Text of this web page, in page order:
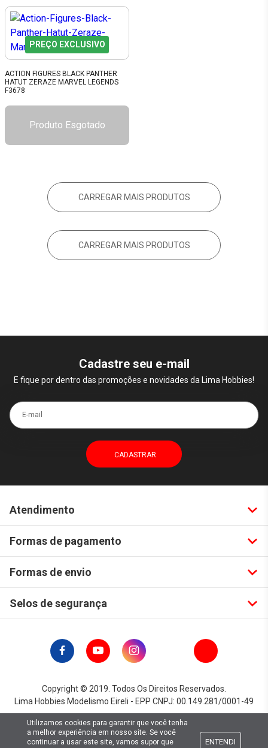
PREÇO EXCLUSIVO
ACTION FIGURES BLACK PANTHER
HATUT ZERAZE MARVEL LEGENDS
F3678
Produto Esgotado
CARREGAR MAIS PRODUTOS
CARREGAR MAIS PRODUTOS
Cadastre seu e-mail
E fique por dentro das promoções e novidades da Lima Hobbies!
E-mail
Atendimento
Formas de pagamento
Formas de envio
Selos de segurança
Copyright © 2019. Todos Os Direitos Reservados.
Lima Hobbies Modelismo Eireli - EPP CNPJ: 00.149.281/0001-49
Utilizamos cookies para garantir que você tenha
a melhor experiência em nosso site. Se você
continuar a usar este site, vamos supor que
ENTENDI